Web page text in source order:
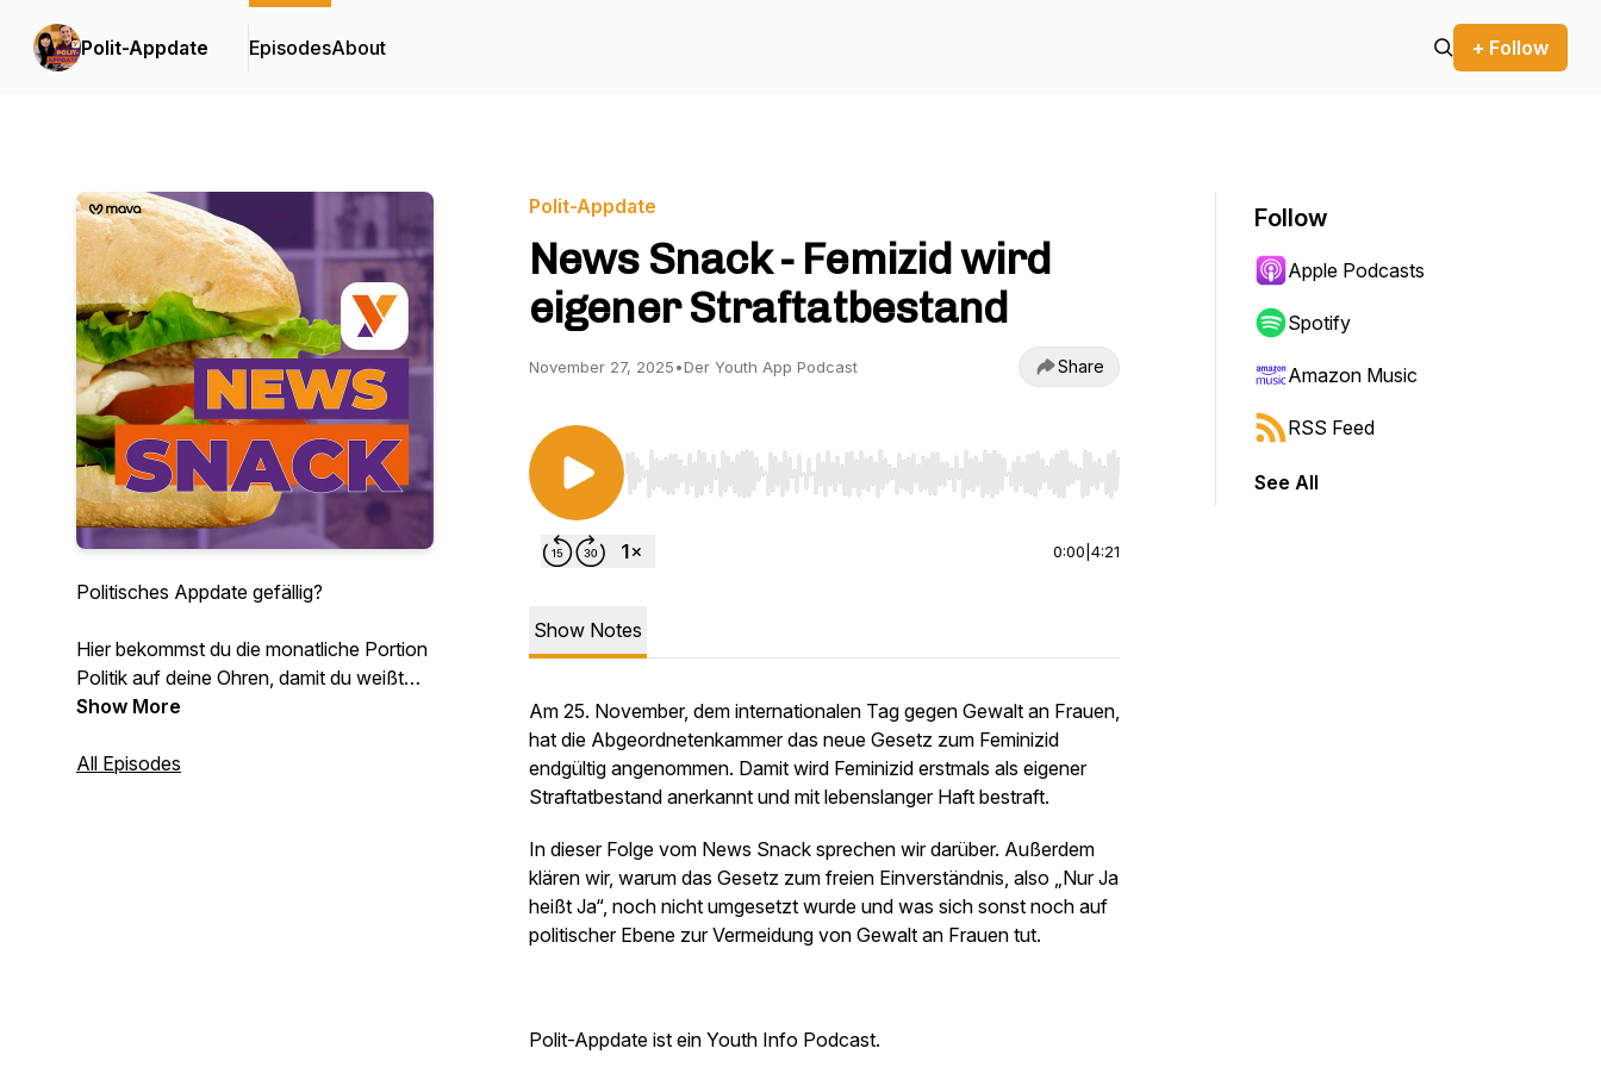
Polit-Appdate EpisodesAbout + Follow
Politisches Appdate gefällig?
Hier bekommst du die monatliche Portion
Politik auf deine Ohren, damit du weißt
was in Südtirol abgeht!
Viel Spaß! :)
Show More
All Episodes
Polit-Appdate
News Snack - Femizid wird
eigener Straftatbestand
November 27, 2025•Der Youth App Podcast Share
Use Left/Right to seek, Home/End to jump to start or end. Hold shift to jump forward or backward.
0:00 4:21
Show Notes
Am 25. November, dem internationalen Tag gegen Gewalt an Frauen,
hat die Abgeordnetenkammer das neue Gesetz zum Feminizid
endgültig angenommen. Damit wird Feminizid erstmals als eigener
Straftatbestand anerkannt und mit lebenslanger Haft bestraft.
In dieser Folge vom News Snack sprechen wir darüber. Außerdem
klären wir, warum das Gesetz zum freien Einverständnis, also „Nur Ja
heißt Ja“, noch nicht umgesetzt wurde und was sich sonst noch auf
politischer Ebene zur Vermeidung von Gewalt an Frauen tut.
Polit-Appdate ist ein Youth Info Podcast.
Follow
Apple Podcasts
Spotify
Amazon Music
RSS Feed
See All